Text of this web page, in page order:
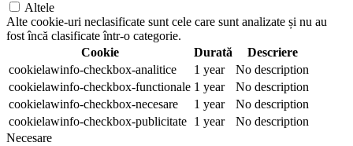
Altele
Alte cookie-uri neclasificate sunt cele care sunt analizate și nu au
fost încă clasificate într-o categorie.
Cookie
Durată
Descriere
cookielawinfo-checkbox-analitice
1 year
No description
cookielawinfo-checkbox-functionale 1 year
No description
cookielawinfo-checkbox-necesare
1 year
No description
cookielawinfo-checkbox-publicitate 1 year
No description
Necesare